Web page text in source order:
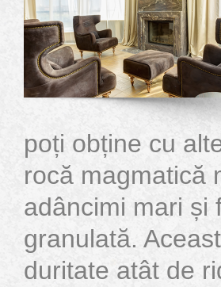
poți obține cu
rocă magmatică
adâncimi mari și
granulată.
duritate atât de